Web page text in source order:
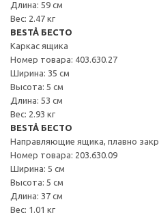
Длина: 59 см
Вес: 2.47 кг
BESTÅ БЕСТО
Каркас ящика
Номер товара: 403.630.27
Ширина: 35 см
Высота: 5 см
Длина: 53 см
Вес: 2.93 кг
BESTÅ БЕСТО
Направляющие ящика, плавно закр
Номер товара: 203.630.09
Ширина: 5 см
Высота: 5 см
Длина: 37 см
Вес: 1.01 кг